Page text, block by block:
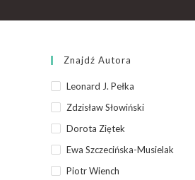
Znajdź Autora
Leonard J. Pełka
Zdzisław Słowiński
Dorota Ziętek
Ewa Szczecińska-Musielak
Piotr Wiench